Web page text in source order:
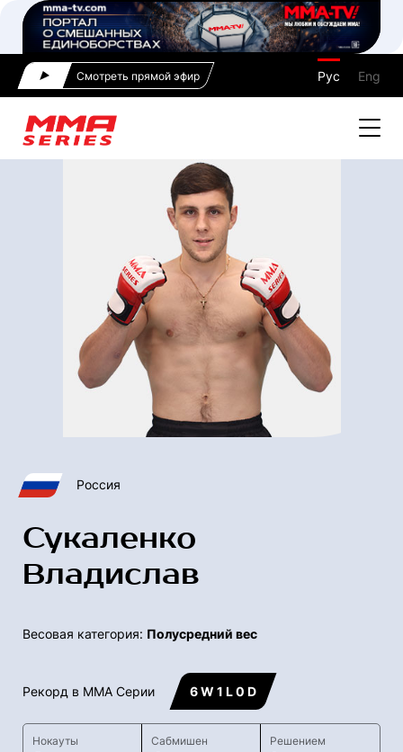
Смотреть прямой эфир Рус Eng
Россия
Сукаленко
Владислав
Весовая категория: Полусредний вес
Рекорд в ММА Серии 6 W 1 L 0 D
Нокауты Сабмишен Решением